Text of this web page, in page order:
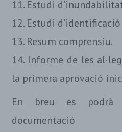
11. Estudi
12. Estudi
13. Resum comprensiu.
14. Informe de les
la primera aprovació
En breu es podrà